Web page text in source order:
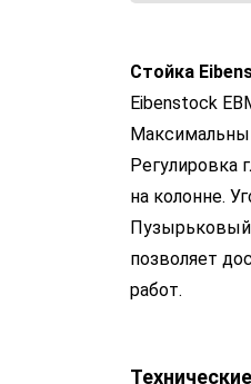
Стойка
Eibenstock
Регулировка
на колонне.
Пузырьковый
позволяет
работ.